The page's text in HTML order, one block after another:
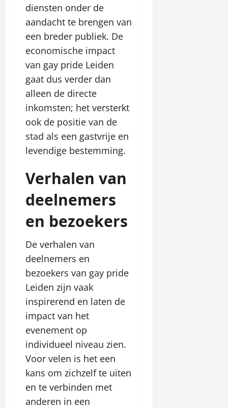
diensten onder de
aandacht te brengen van
een breder publiek. De
economische impact
van gay pride Leiden
gaat dus verder dan
alleen de directe
inkomsten; het versterkt
ook de positie van de
stad als een gastvrije en
levendige bestemming.
Verhalen van
deelnemers
en bezoekers
De verhalen van
deelnemers en
bezoekers van gay pride
Leiden zijn vaak
inspirerend en laten de
impact van het
evenement op
individueel niveau zien.
Voor velen is het een
kans om zichzelf te uiten
en te verbinden met
anderen in een